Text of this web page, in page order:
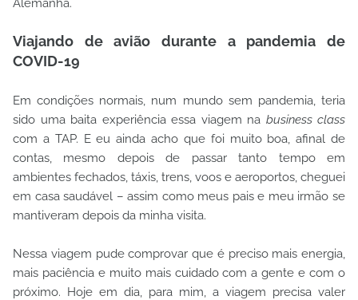
Alemanha.
Viajando de avião durante a pandemia de
COVID-19
Em condições normais, num mundo sem pandemia, teria
sido uma baita experiência essa viagem na business class
com a TAP. E eu ainda acho que foi muito boa, afinal de
contas, mesmo depois de passar tanto tempo em
ambientes fechados, táxis, trens, voos e aeroportos, cheguei
em casa saudável – assim como meus pais e meu irmão se
mantiveram depois da minha visita.
Nessa viagem pude comprovar que é preciso mais energia,
mais paciência e muito mais cuidado com a gente e com o
próximo. Hoje em dia, para mim, a viagem precisa valer